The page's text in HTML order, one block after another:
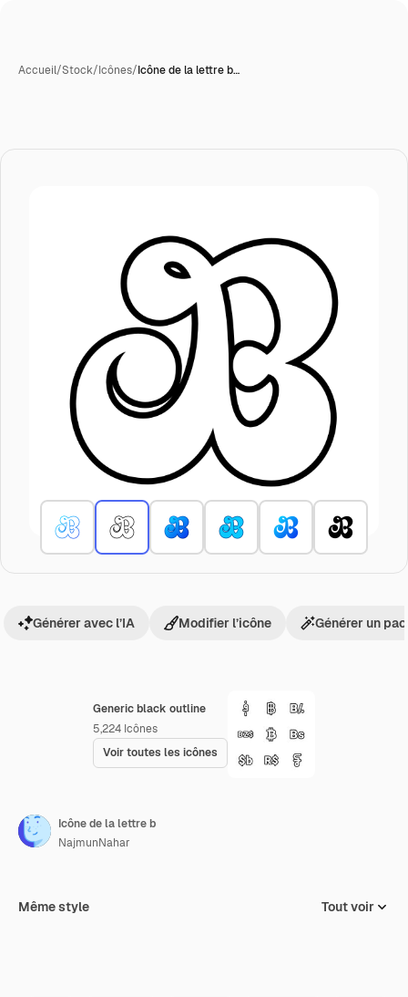
Accueil/Stock/Icônes/Icône de la lettre b…
Generic black outline
5,224 Icônes
Voir toutes les icônes
Générer avec l’IA Modifier l’icône Générer un
Icône de la lettre b
NajmunNahar
Même style Tout voir